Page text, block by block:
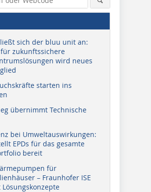
sich der bluu unit an:
zukunftssichere
wird neues
starten ins
übernimmt Technische
bei Umweltauswirkungen:
EPDs für das gesamte
bereit
für
– Fraunhofer ISE